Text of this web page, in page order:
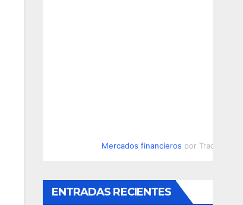
Mercados financieros por
ENTRADAS RECIENTES